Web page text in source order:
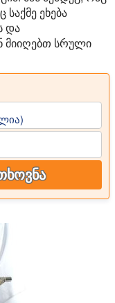
ეხება
და
მიიღებთ სრული